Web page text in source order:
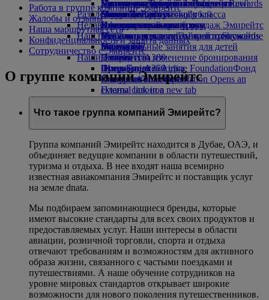
экономическом классе
Меню Экономического класса
Напитки
Наш парк самолетов
Boeing 777
Эмирейтс A380
Эмирейтс A350
Эмирейтс Executive
Планы салонов
Коллекция товаров duty free от
Эмирейтс
Официальный центр продаж Эмирейтс
Питание для детей и младенцев
Развлечения для детей
Детские каналы на борту
Игрушки для детей
Увлекательные занятия для детей
Экологическая устойчивость нашей
деятельности
Экологическая политика
Отчеты о результатах экологической
политики
Наши сообщества
Фонд Emirates Airline FoundationФонд
Emirates Airline Foundation Opens an
external link in a new tab
Спонсорская деятельность
Москва — Дубай
Санкт-Петербург — Дубай
Недавние направления
Хельсинки
в Ханчжоу
Дананг
Шэньчжэнь
Сиемреап
Наши партнеры
Skywards Rail
Калькулятор миль
Вход в программу Эмирейтс Skywards
Skywards+
Доступные поездки с Эмирейтс
Специальная помощь и
дополнительные запросы
Программа Эмирейтс Business Rewards
Услуги на борту
Инструменты и ресурсы
Мобильная версия сайта и приложение
Эмирейтс
Отмена или изменение бронирования
Прерванная поездка
О компании Эмирейтс
Работа в группе компаний Эмирейтс
Жалобы и отзывы
Наша маршрутная сеть
Конфиденциальность и защита данных
Сотрудничество с Эмирейтс
О группе компаний Эмирейтс
Что такое группа компаний Эмирейтс?
Группа компаний Эмирейтс находится в Дубае, ОАЭ, и
объединяет ведущие компании в области путешествий,
туризма и отдыха. В нее входят наша всемирно
известная авиакомпания Эмирейтс и поставщик услуг
на земле dnata.
Мы подбираем запоминающиеся бренды, которые
имеют высокие стандарты для всех своих продуктов и
предоставляемых услуг. Наши интересы в области
авиации, розничной торговли, спорта и отдыха
отвечают требованиям и возможностям для активного
образа жизни, связанного с частыми поездками и
путешествиями. А наше обучение сотрудников на
уровне мировых стандартов открывает широкие
возможности для нового поколения путешественников.